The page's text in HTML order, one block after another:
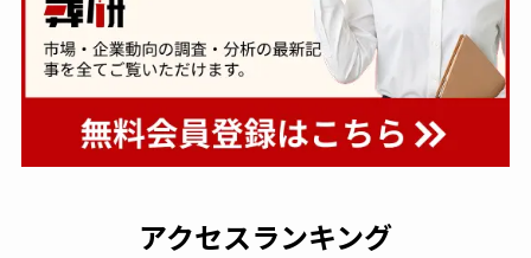
アクセスランキング